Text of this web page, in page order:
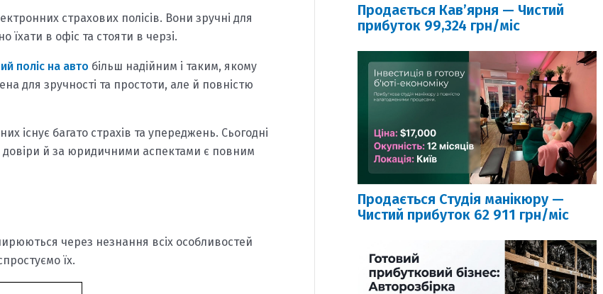
страхових полісів. Вони зручні для
в офіс та стояти в черзі.
поліс на авто більш надійним і таким, якому
для зручності та простоти, але й повністю
існує багато страхів та упереджень. Сьогодні
й за юридичними аспектами є повним
через незнання всіх особливостей
їх.
Продається Кавʼярня — Чистий
прибуток 99,324 грн/міс
Продається Студія манікюру —
Чистий прибуток 62 911 грн/міс